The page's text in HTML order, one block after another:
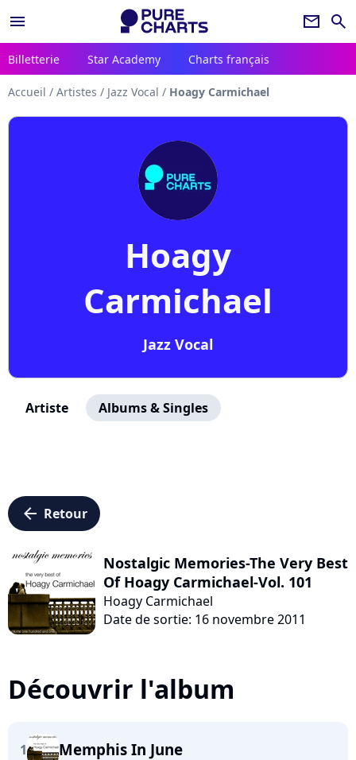
menu newsletter search
Billetterie Star Academy Charts français
Accueil / Artistes / Jazz Vocal / Hoagy Carmichael
Hoagy
Carmichael
Jazz Vocal
Artiste Albums & Singles
arrow_left Retour
Nostalgic Memories-The Very Best
Of Hoagy Carmichael-Vol. 101
Hoagy Carmichael
Date de sortie: 16 novembre 2011
Découvrir l'album
1 Memphis In June